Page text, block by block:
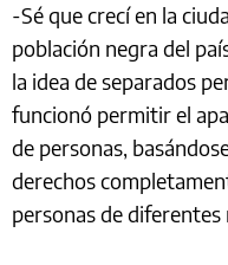
-Sé que crecí en la
población negra del
la idea de separados
funcionó permitir el
de personas,
derechos
personas de diferentes